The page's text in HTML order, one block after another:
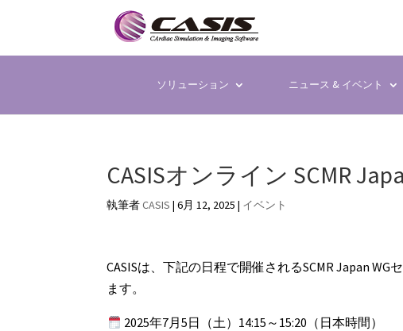
ソリューション ニュース & イベント
CASISオンライン SCMR
執筆者CASIS |6月 12, 2025 | イベント
CASISは、下記の日程で開催されるSCMR Japan
ます。
2025年7月5日（土）14:15～15:20（日本時間）